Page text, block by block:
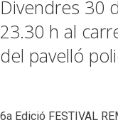
Divendres 30
23.30 h al
del pavelló
6a Edició FESTIVAL